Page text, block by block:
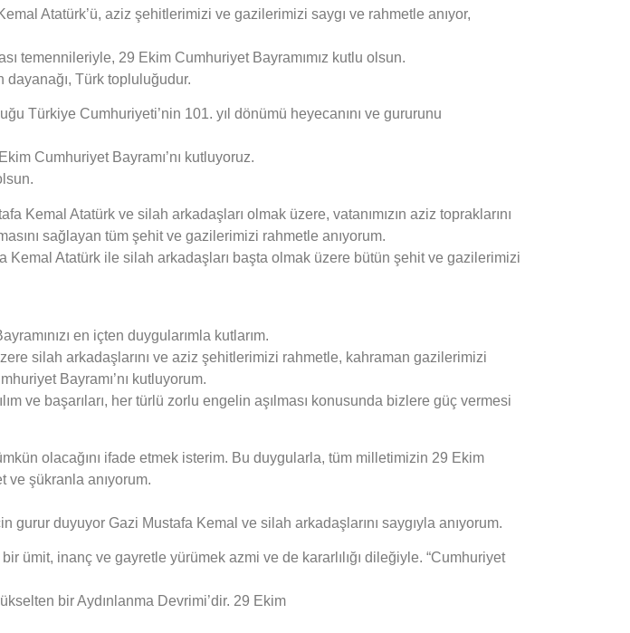
Atatürk’ü, aziz şehitlerimizi ve gazilerimizi saygı ve rahmetle anıyor,
temennileriyle, 29 Ekim Cumhuriyet Bayramımız kutlu olsun.
Türk topluluğudur.
Türkiye Cumhuriyeti’nin 101. yıl dönümü heyecanını ve gururunu
Cumhuriyet Bayramı’nı kutluyoruz.
Kemal Atatürk ve silah arkadaşları olmak üzere, vatanımızın aziz topraklarını
sağlayan tüm şehit ve gazilerimizi rahmetle anıyorum.
Atatürk ile silah arkadaşları başta olmak üzere bütün şehit ve gazilerimizi
en içten duygularımla kutlarım.
silah arkadaşlarını ve aziz şehitlerimizi rahmetle, kahraman gazilerimizi
Bayramı’nı kutluyorum.
ve başarıları, her türlü zorlu engelin aşılması konusunda bizlere güç vermesi
olacağını ifade etmek isterim. Bu duygularla, tüm milletimizin 29 Ekim
ve şükranla anıyorum.
duyuyor Gazi Mustafa Kemal ve silah arkadaşlarını saygıyla anıyorum.
ümit, inanç ve gayretle yürümek azmi ve de kararlılığı dileğiyle. “Cumhuriyet
bir Aydınlanma Devrimi’dir. 29 Ekim